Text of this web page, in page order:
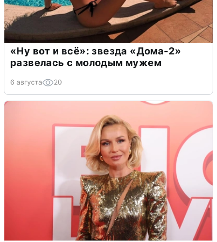
«Ну вот и всё»: звезда «Дома-2»
развелась с молодым мужем
6 августа 20